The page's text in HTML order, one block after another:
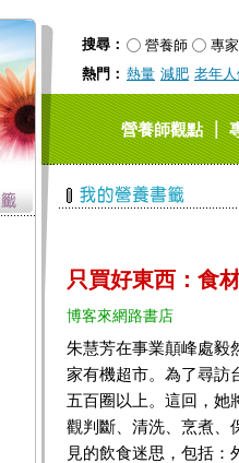
搜尋： 營養師
專家
熱門： 熱量 減肥 老年
營養師觀點｜
只買好東西：食
博客來網路書店
朱慧芳在事業顛峰處毅
家有機超市。為了尋訪
五百圈以上。這回，她
觀判斷、清洗、烹煮、
見的飲食迷思，包括